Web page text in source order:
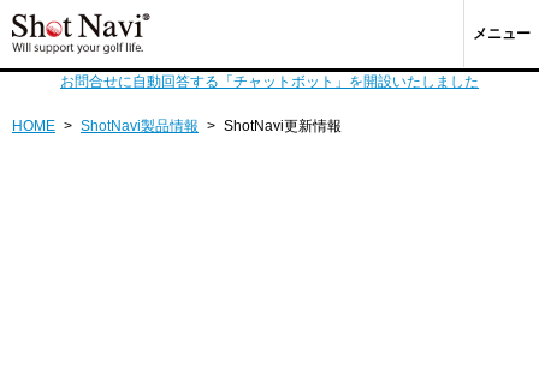
メニュー
お問合せに自動回答する「チャットボット」を開設いたしました
HOME > ShotNavi製品情報 > ShotNavi更新情報